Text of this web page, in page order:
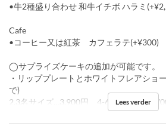
•牛2種盛り合わせ 和牛イチボ ハラミ
Cafe
•コーヒー又は紅茶 カフェラテ(+¥300)
◯サプライズケーキの追加が可能です。
・リッププレートとホワイトフレアショ
で)
2,3名サイズ…3,900円、4-6名サイズ
Lees verder